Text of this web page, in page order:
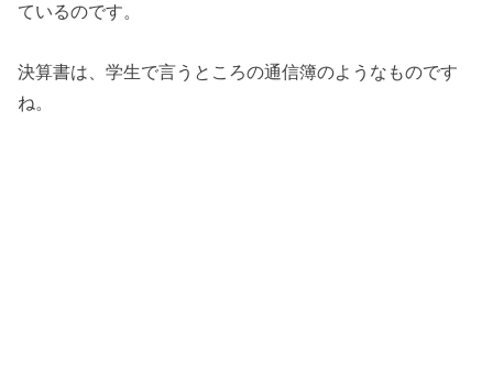
ているのです。
決算書は、学生で言うところの通信簿のようなものです
ね。